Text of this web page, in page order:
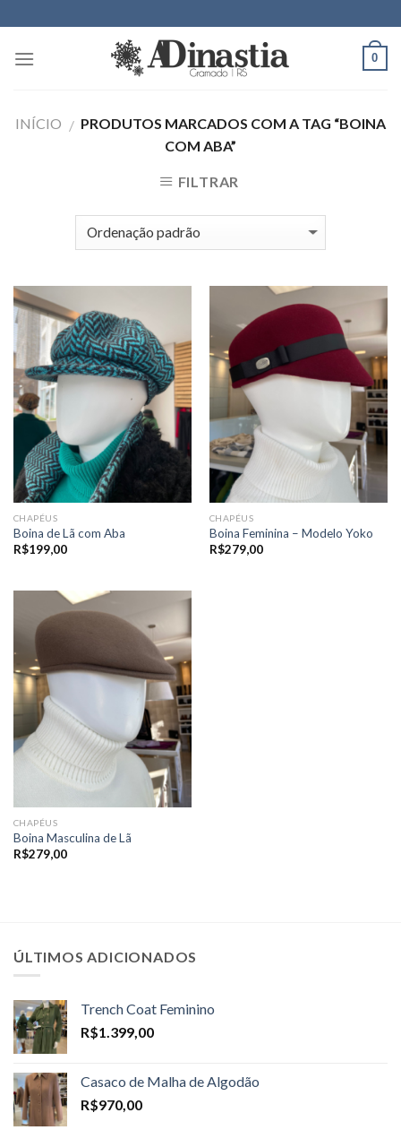
to
content
0
INÍCIO / PRODUTOS MARCADOS COM A TAG “BOINA
COM ABA”
FILTRAR
CHAPÉUS
Boina de Lã com Aba
R$199,00
CHAPÉUS
Boina Feminina – Modelo Yoko
R$279,00
CHAPÉUS
Boina Masculina de Lã
R$279,00
ÚLTIMOS ADICIONADOS
Trench Coat Feminino
R$1.399,00
Casaco de Malha de Algodão
R$970,00